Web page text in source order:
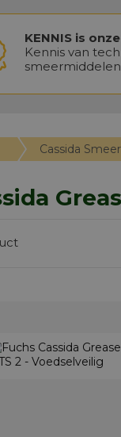
KENNIS is
Kennis van
smeermiddelen
Cassida